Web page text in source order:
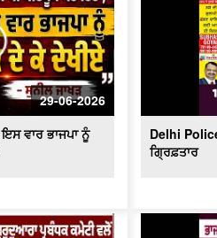
29-06-2026
ਵਾਰ ਭਾਜਪਾ ਨੂੰ
Delhi
ਗ੍ਰਿਫ਼ਤਾਰ